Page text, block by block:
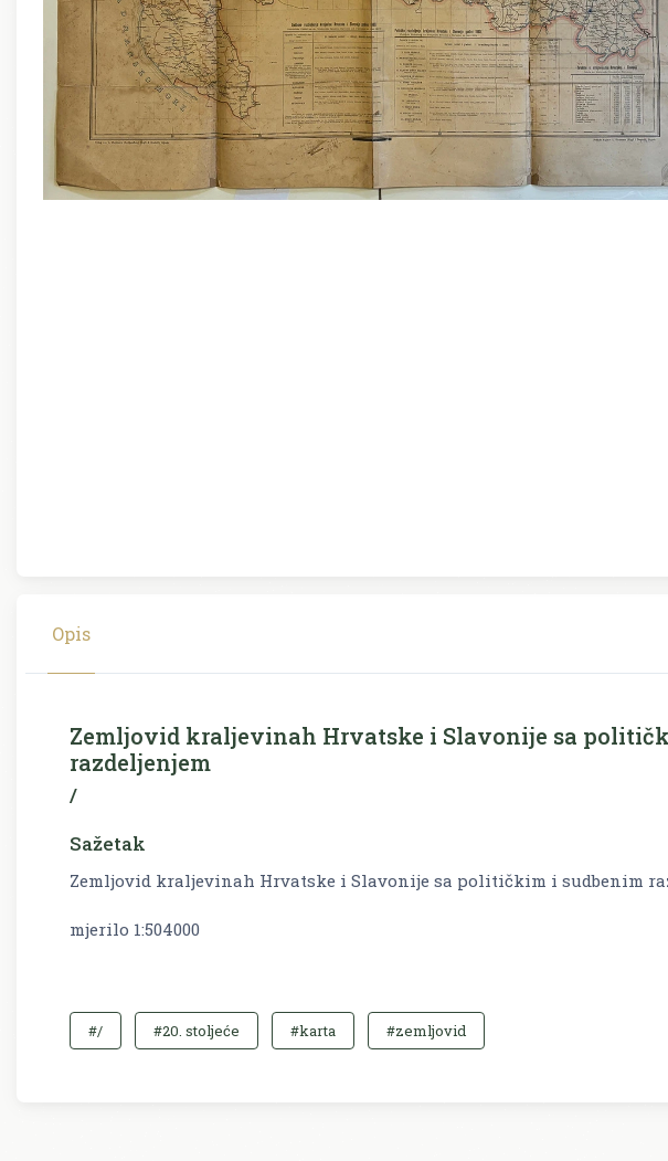
Opis
Zemljovid kraljevinah Hrvatske i Slavonije sa
razdeljenjem
/
Sažetak
Zemljovid kraljevinah Hrvatske i Slavonije sa političkim i sudbenim
mjerilo 1:504000
#/ #20. stoljeće #karta #zemljovid